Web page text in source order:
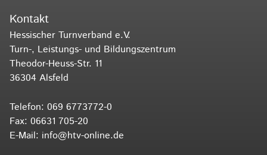
Kontakt
Hessischer Turnverband e.V.
Turn-, Leistungs- und Bildungszentrum
Theodor-Heuss-Str. 11
36304 Alsfeld
Telefon: 069 6773772-0
Fax: 06631 705-20
E-Mail: info@htv-online.de